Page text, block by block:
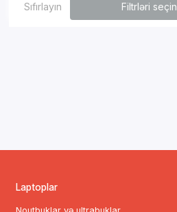
Sıfırlayın Filtrləri seçin
Laptoplar